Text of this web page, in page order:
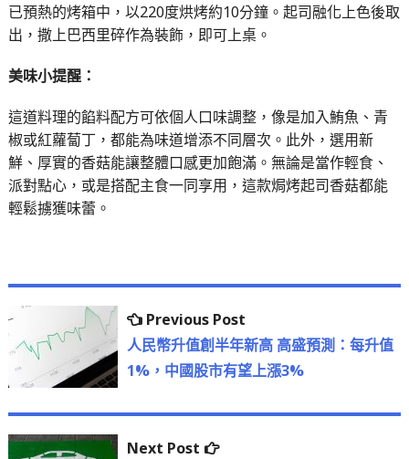
已預熱的烤箱中，以220度烘烤約10分鐘。起司融化上色後取
出，撒上巴西里碎作為裝飾，即可上桌。
美味小提醒：
這道料理的餡料配方可依個人口味調整，像是加入鮪魚、青
椒或紅蘿蔔丁，都能為味道增添不同層次。此外，選用新
鮮、厚實的香菇能讓整體口感更加飽滿。無論是當作輕食、
派對點心，或是搭配主食一同享用，這款焗烤起司香菇都能
輕鬆擄獲味蕾。
文
章
導
覽
Previous PostPrevious
post:
人民幣升值創半年新高 高盛預測：每升值
1%，中國股市有望上漲3%
Next Post
Next